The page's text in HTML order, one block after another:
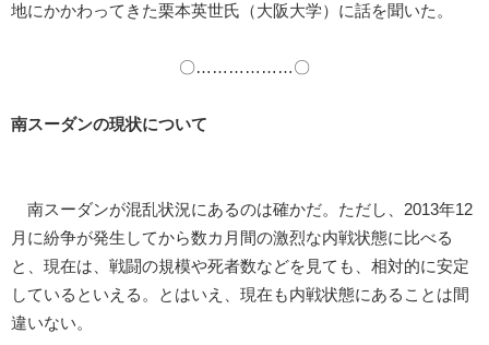
地にかかわってきた栗本英世氏（大阪大学）に話を聞いた。
〇………………〇
南スーダンの現状について
南スーダンが混乱状況にあるのは確かだ。ただし、2013年12
月に紛争が発生してから数カ月間の激烈な内戦状態に比べる
と、現在は、戦闘の規模や死者数などを見ても、相対的に安定
しているといえる。とはいえ、現在も内戦状態にあることは間
違いない。